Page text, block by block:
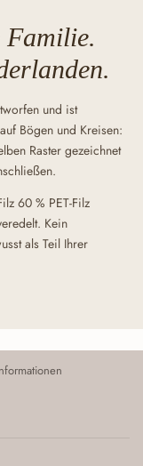
Familie.
und ist
Bögen und Kreisen:
Raster gezeichnet
60 % PET-Filz
Kein
als Teil Ihrer